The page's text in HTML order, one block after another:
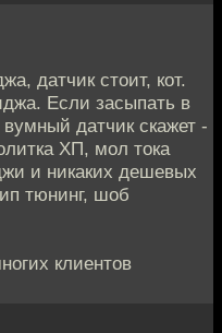
датчик стоит, кот.
Если засыпать в
датчик скажет -
ХП, мол тока
и никаких дешевых
тюнинг, шоб
клиентов